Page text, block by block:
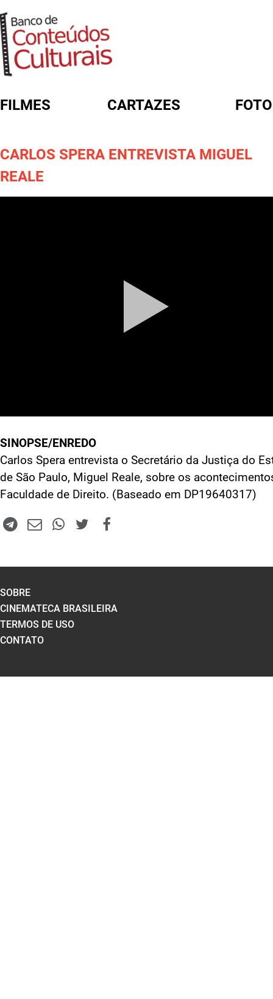
FILMES CARTAZES
CARLOS SPERA ENTREVISTA MIGUEL
REALE
SINOPSE/ENREDO
Carlos Spera entrevista o Secretário da Justiça do
de São Paulo, Miguel Reale, sobre os
Faculdade de Direito. (Baseado em DP19640317)
SOBRE
CINEMATECA BRASILEIRA
TERMOS DE USO
CONTATO